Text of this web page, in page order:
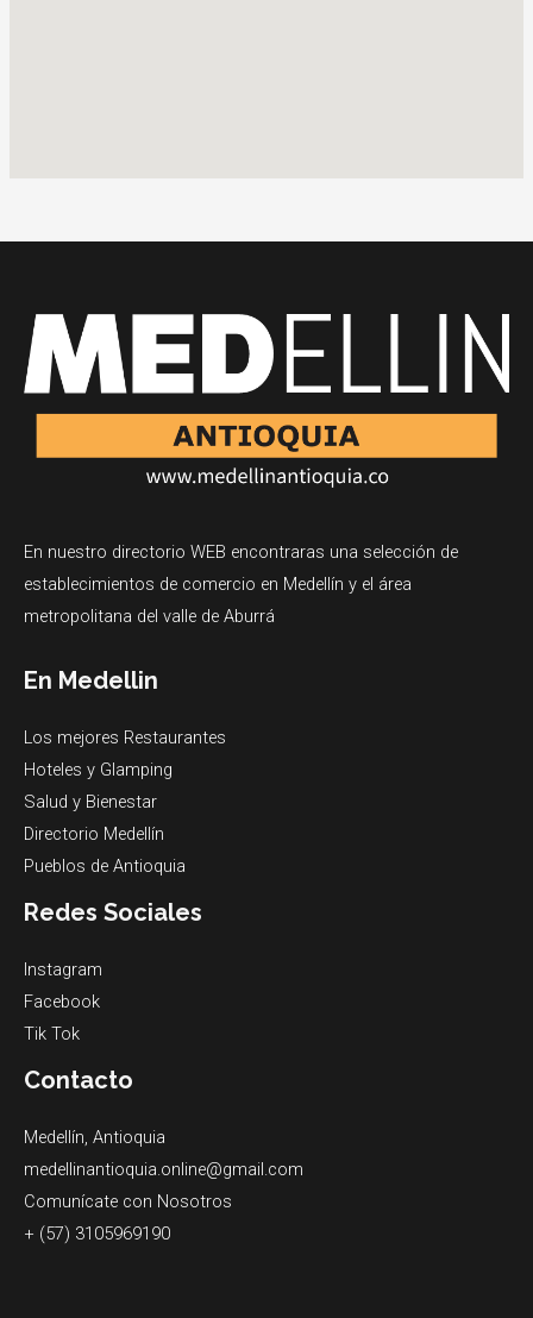
En nuestro directorio WEB encontraras una selección de
establecimientos de comercio en Medellín y el área
metropolitana del valle de Aburrá
En Medellin
Los mejores Restaurantes
Hoteles y Glamping
Salud y Bienestar
Directorio Medellín
Pueblos de Antioquia
Redes Sociales
Instagram
Facebook
Tik Tok
Contacto
Medellín, Antioquia
medellinantioquia.online@gmail.com
Comunícate con Nosotros
+ (57) 3105969190